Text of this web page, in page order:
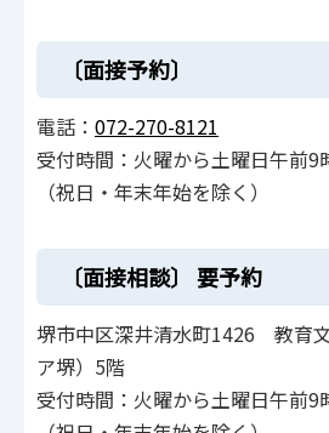
〔面接予約〕
電話： 072-270-8121
受付時間：火曜から土曜日午前9
（祝日・年末年始を除く）
〔面接相談〕 要予約
堺市中区深井清水町1426 教育
ア堺）5階
受付時間：火曜から土曜日午前9